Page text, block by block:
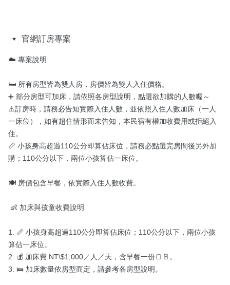
官網訂房專案
☁️ 專案說明
🛏️ 所有房型皆為雙人房，房價皆為雙人入住價格。
➕ 部分房型可加床，請依照各房型說明，點選欲加購的人數喔～
⚠️訂房時，請務必告知實際入住人數，並依照入住人數加床（一人
一床位），如有超住情形而未告知，本民宿有權加收費用或拒絕入
住。
📏 小孩身高超過110公分即算佔床位，請務必點選完房間後另外加
購；110公分以下，兩位小孩算佔一床位。
🍽️ 房價包含早餐，依實際入住人數收費。
1. 📏 小孩身高超過110公分即算佔床位；110公分以下，兩位小孩
算佔一床位。
2. 💰 加床費 NT\$1,000／人／天，含早餐一份🍞🥛。
3. 🛌 加床數量依房型而定，請參考各房型說明。